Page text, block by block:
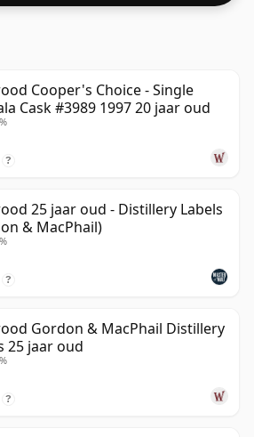
Cooper's Choice - Single
Cask #3989 1997 20 jaar oud
?
25 jaar oud - Distillery Labels
& MacPhail)
?
Gordon & MacPhail Distillery
25 jaar oud
?